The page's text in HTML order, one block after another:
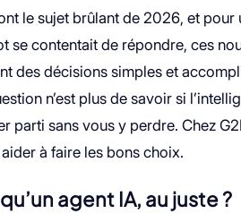
le sujet brûlant de 2026, et
se contentait de répondre, ces
des décisions simples et
n’est plus de savoir si
parti sans vous y perdre. Chez
à faire les bons choix.
agent IA, au juste ?